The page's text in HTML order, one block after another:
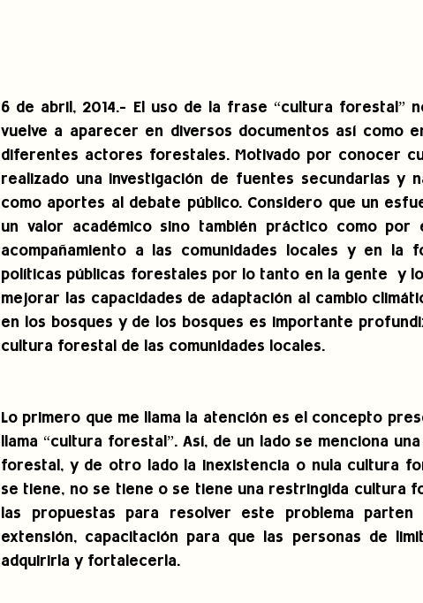
6 de abril, 2014.- El uso de la frase “cultura forestal”
vuelve a aparecer en diversos documentos así como
diferentes actores forestales. Motivado por conocer
realizado una investigación de fuentes secundarias y
como aportes al debate público. Considero que un
un valor académico sino también práctico como por
acompañamiento a las comunidades locales y en la
políticas públicas forestales por lo tanto en la gente  y
mejorar las capacidades de adaptación al cambio
en los bosques y de los bosques es importante
cultura forestal de las comunidades locales.
Lo primero que me llama la atención es el concepto
llama “cultura forestal”. Así, de un lado se menciona
forestal, y de otro lado la inexistencia o nula cultura
se tiene, no se tiene o se tiene una restringida cultura
las propuestas para resolver este problema
extensión, capacitación para que las personas de
adquirirla y fortalecerla.